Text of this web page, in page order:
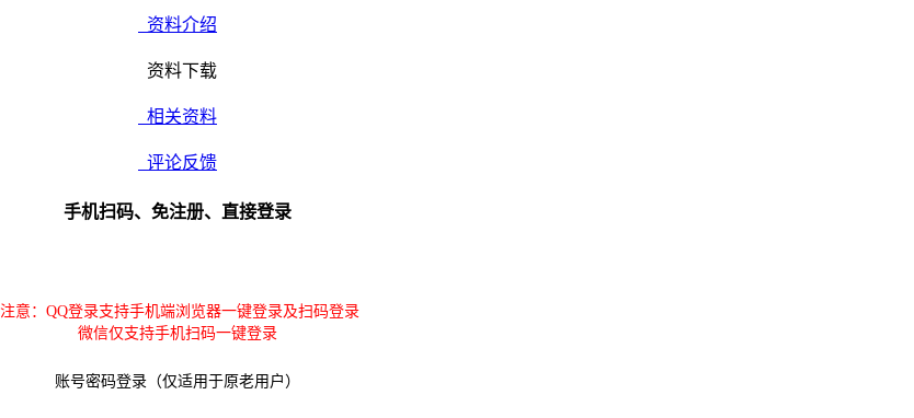
资料介绍
资料下载
相关资料
评论反馈
手机扫码、免注册、直接登录
注意：QQ登录支持手机端浏览器一键登录及扫码登录
微信仅支持手机扫码一键登录
账号密码登录（仅适用于原老用户）